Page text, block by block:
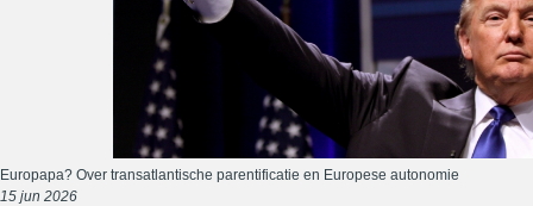
Europapa? Over transatlantische parentificatie en Europese autonomie
15 jun 2026